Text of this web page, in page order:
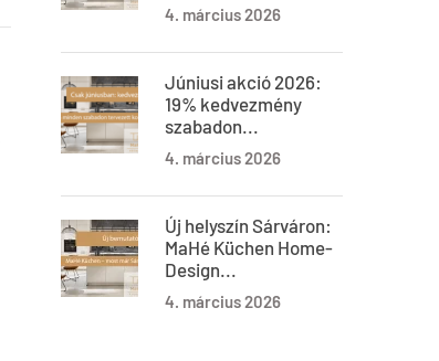
4. március 2026
Júniusi akció 2026:
19% kedvezmény
szabadon...
4. március 2026
Új helyszín Sárváron:
MaHé Küchen Home-
Design...
4. március 2026